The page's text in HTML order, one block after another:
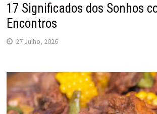
17 Significados dos Sonhos
Encontros
27 Julho, 2026